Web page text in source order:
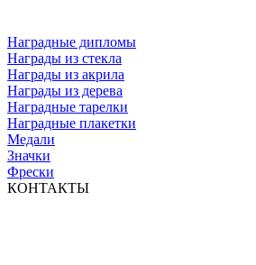
Наградные дипломы
Награды из стекла
Награды из акрила
Награды из дерева
Наградные тарелки
Наградные плакетки
Медали
Значки
Фрески
КОНТАКТЫ